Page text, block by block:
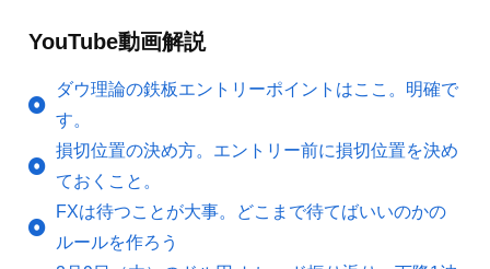
YouTube動画解説
ダウ理論の鉄板エントリーポイントはここ。明確で
す。
損切位置の決め方。エントリー前に損切位置を決め
ておくこと。
FXは待つことが大事。どこまで待てばいいのかの
ルールを作ろう